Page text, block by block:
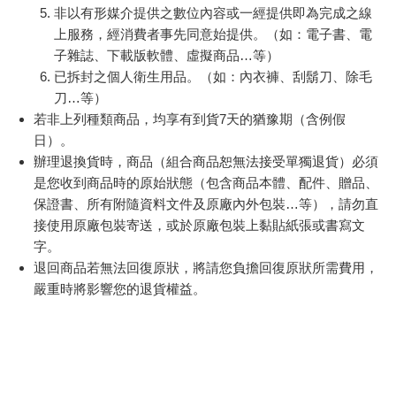
非以有形媒介提供之數位內容或一經提供即為完成之線
上服務，經消費者事先同意始提供。（如：電子書、電
子雜誌、下載版軟體、虛擬商品…等）
已拆封之個人衛生用品。（如：內衣褲、刮鬍刀、除毛
刀…等）
若非上列種類商品，均享有到貨7天的猶豫期（含例假
日）。
辦理退換貨時，商品（組合商品恕無法接受單獨退貨）必須
是您收到商品時的原始狀態（包含商品本體、配件、贈品、
保證書、所有附隨資料文件及原廠內外包裝…等），請勿直
接使用原廠包裝寄送，或於原廠包裝上黏貼紙張或書寫文
字。
退回商品若無法回復原狀，將請您負擔回復原狀所需費用，
嚴重時將影響您的退貨權益。